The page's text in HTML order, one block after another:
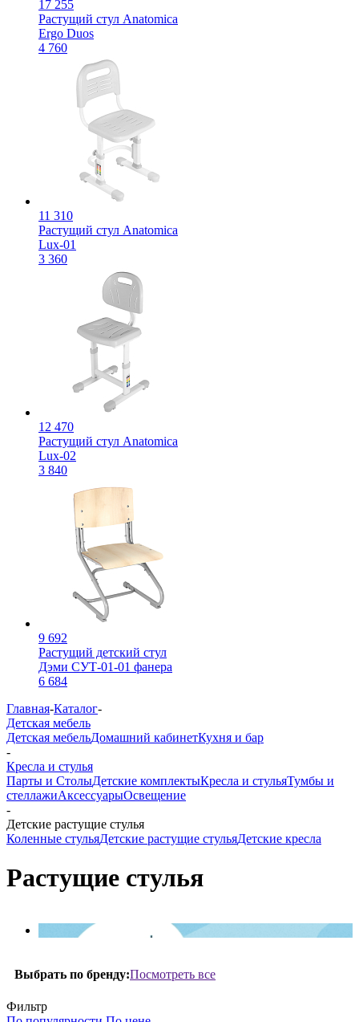
17 255
Растущий стул Anatomica
Ergo Duos
4 760
11 310
Растущий стул Anatomica
Lux-01
3 360
12 470
Растущий стул Anatomica
Lux-02
3 840
9 692
Растущий детский стул
Дэми СУТ-01-01 фанера
6 684
Главная-Каталог-
Детская мебель
Детская мебельДомашний кабинетКухня и бар
-
Кресла и стулья
Парты и СтолыДетские комплектыКресла и стульяТумбы и
стеллажиАксессуарыОсвещение
-
Детские растущие стулья
Коленные стульяДетские растущие стульяДетские кресла
Растущие стулья
Выбрать по бренду:Посмотреть все
Фильтр